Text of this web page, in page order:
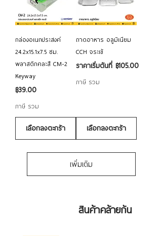
กล่องอเนกประสงค์
24.2x15.1x7.5 ซม.
พลาสติกคละสี CM-2
Keyway
ราคา
฿39.00
ภาษี รวม
เลือกลงตะกร้า
ถาดอาหาร อลูมิเนียม
CCH จระเข้
ราคาเริ่มต้นที่ ฿105.00
ราคาขายลด
ภาษี รวม
เลือกลงตะกร้า
เพิ่มเติม
สินค้าคล้ายกัน